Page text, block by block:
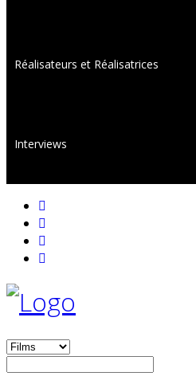
Réalisateurs et Réalisatrices
Interviews